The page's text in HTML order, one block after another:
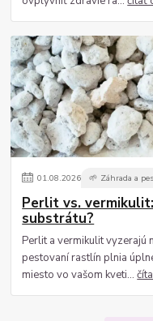
01.08.2026 🌱 Záhrada a
Perlit vs.
substrátu?
Perlit a vermikulit vyzerajú
pestovaní rastlín plnia
miesto vo vašom kveti...